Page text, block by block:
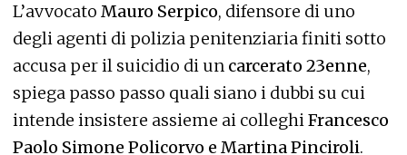
L’avvocato Mauro Serpico, difensore di uno
degli agenti di polizia penitenziaria finiti sotto
accusa per il suicidio di un carcerato 23enne,
spiega passo passo quali siano i dubbi su cui
intende insistere assieme ai colleghiFrancesco
Paolo Simone Policorvo e Martina Pinciroli.